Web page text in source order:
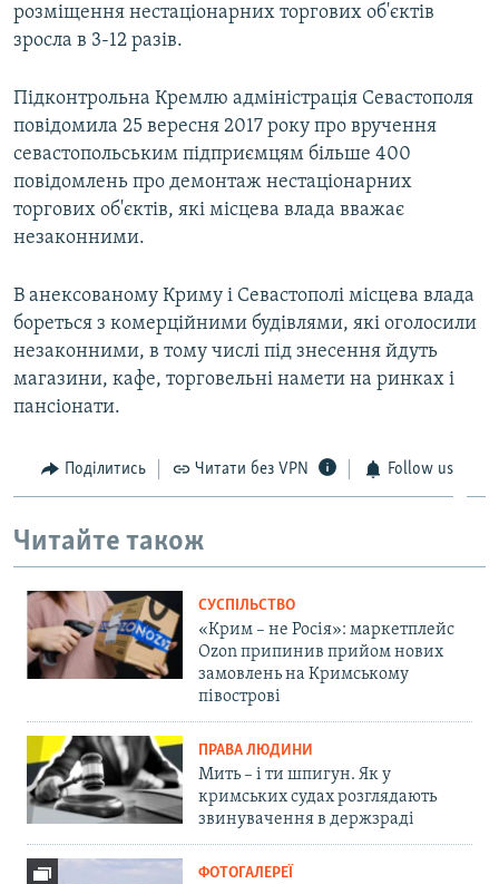
розміщення нестаціонарних торгових об'єктів
зросла в 3-12 разів.
Підконтрольна Кремлю адміністрація Севастополя
повідомила 25 вересня 2017 року про вручення
севастопольським підприємцям більше 400
повідомлень про демонтаж нестаціонарних
торгових об'єктів, які місцева влада вважає
незаконними.
В анексованому Криму і Севастополі місцева влада
бореться з комерційними будівлями, які оголосили
незаконними, в тому числі під знесення йдуть
магазини, кафе, торговельні намети на ринках і
пансіонати.
Поділитись Читати без VPN Follow us
Читайте також
СУСПІЛЬСТВО
«Крим – не Росія»: маркетплейс
Ozon припинив прийом нових
замовлень на Кримському
півострові
ПРАВА ЛЮДИНИ
Мить – і ти шпигун. Як у
кримських судах розглядають
звинувачення в держзраді
ФОТОГАЛЕРЕЇ